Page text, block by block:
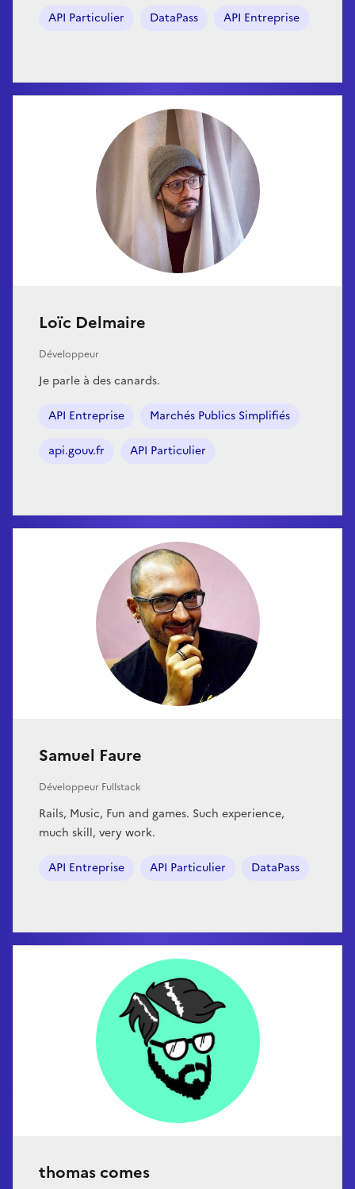
API Particulier DataPass API Entreprise
Loïc Delmaire
Développeur
Je parle à des canards.
API Entreprise Marchés Publics Simplifiés
api.gouv.fr API Particulier
Samuel Faure
Développeur Fullstack
Rails, Music, Fun and games. Such experience,
much skill, very work.
API Entreprise API Particulier DataPass
thomas comes